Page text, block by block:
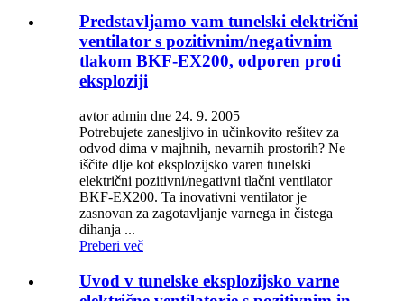
Predstavljamo vam tunelski električni
ventilator s pozitivnim/negativnim
tlakom BKF-EX200, odporen proti
eksploziji
avtor admin dne 24. 9. 2005
Potrebujete zanesljivo in učinkovito rešitev za
odvod dima v majhnih, nevarnih prostorih? Ne
iščite dlje kot eksplozijsko varen tunelski
električni pozitivni/negativni tlačni ventilator
BKF-EX200. Ta inovativni ventilator je
zasnovan za zagotavljanje varnega in čistega
dihanja ...
Preberi več
Uvod v tunelske eksplozijsko varne